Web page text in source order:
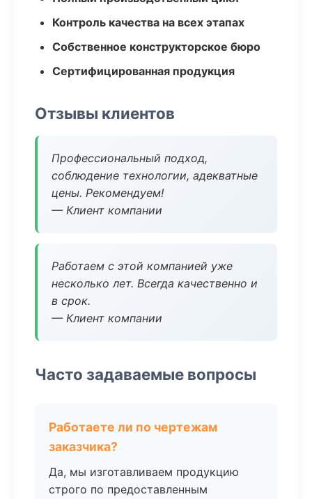
Контроль качества на всех этапах
Собственное конструкторское бюро
Сертифицированная продукция
Отзывы клиентов
Профессиональный подход,
соблюдение технологии, адекватные
цены. Рекомендуем!
— Клиент компании
Работаем с этой компанией уже
несколько лет. Всегда качественно и
в срок.
— Клиент компании
Часто задаваемые вопросы
Работаете ли по чертежам
заказчика?
Да, мы изготавливаем продукцию
строго по предоставленным